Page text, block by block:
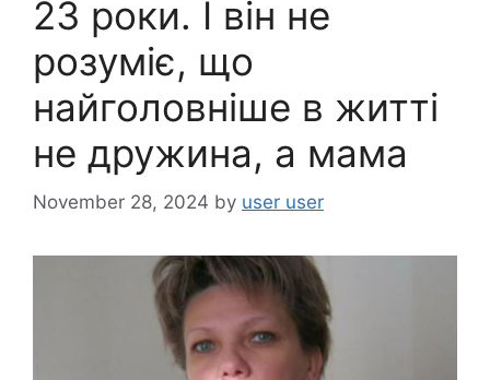
23 роки. І він не
розуміє, що
найголовніше в житті
не дружина, а мама
November 28, 2024 by user user